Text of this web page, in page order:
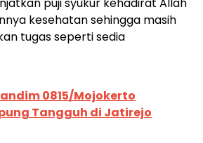
kesehatan sehingga masih
tugas seperti sedia
0815/Mojokerto
Tangguh di Jatirejo